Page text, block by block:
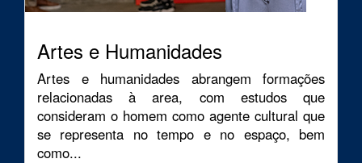
Artes e Humanidades
Artes e humanidades abrangem formações
relacionadas à area, com estudos que
consideram o homem como agente cultural que
se representa no tempo e no espaço, bem
como...